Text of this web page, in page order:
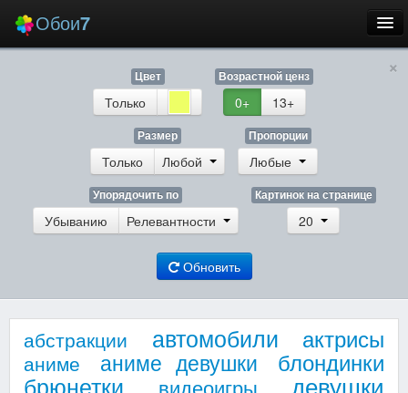
Обои7
Заставки
Вход
×
Цвет
Только
Возрастной ценз
0+ 13+
Размер
Только Любой
Пропорции
Любые
Упорядочить по
Убыванию Релевантности
Картинок на странице
20
Обновить
абстракции автомобили актрисы
аниме аниме девушки блондинки
брюнетки видеоигры девушки